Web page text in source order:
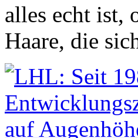
alles echt ist,
Haare, die